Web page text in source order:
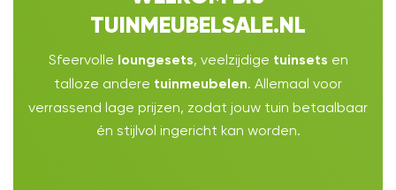
TUINMEUBELSALE.NL
Sfeervolle loungesets, veelzijdige tuinsets en
talloze andere tuinmeubelen. Allemaal voor
verrassend lage prijzen, zodat jouw tuin betaalbaar
én stijlvol ingericht kan worden.